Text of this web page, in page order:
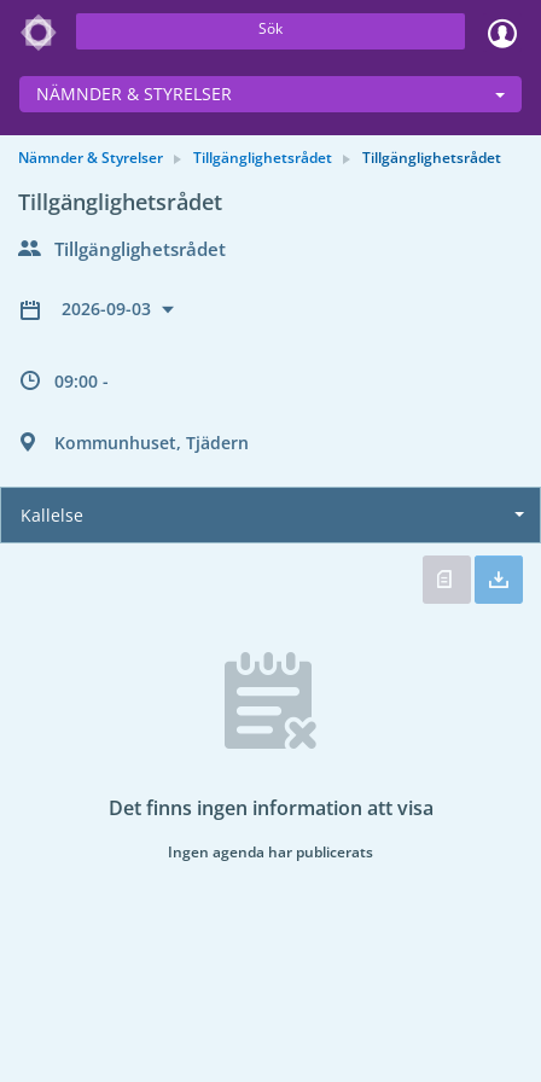
Sök
NÄMNDER & STYRELSER
Nämnder & Styrelser Tillgänglighetsrådet Tillgänglighetsrådet
Tillgänglighetsrådet
Tillgänglighetsrådet
2026-09-03
09:00 -
Kommunhuset, Tjädern
Kallelse
Det finns ingen information att visa
Ingen agenda har publicerats